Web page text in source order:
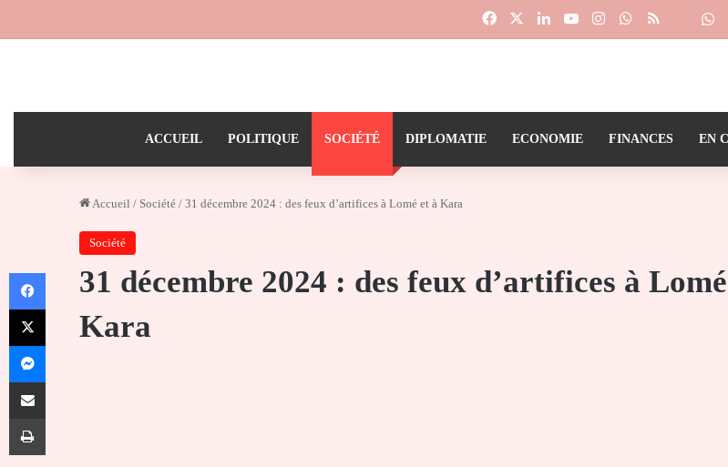
FacebookLinkedinYouTubeInstagramWhatsApp
RSS
ACCUEIL POLITIQUE SOCIÉTÉ DIPLOMATIE ECONOMIE FINANCES EN
Accueil / Société / 31 décembre 2024 : des feux d’artifices à Lomé et à Kara
Société
31 décembre 2024 : des feux d’artifices à
Kara
Facebook
X
Messenger
Partager par email